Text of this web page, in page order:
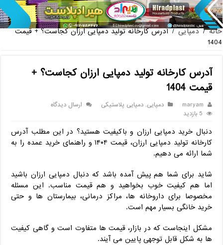
پخش عمده صندلی پلاستیکی دسته دار 889 ناصر + قیمت روز
خانه / دمپایی / آدرس کارخانه تولید دمپایی ارزان کجاست؟ + قیمت
1404
آدرس کارخانه تولید دمپایی ارزان کجاست؟ +
قیمت 1404
maryam دمپایی,دمپایی پلاستیکی
ارسال دیدگاه
5 بازدید
دنبال خرید دمپایی ارزان و باکیفیت هستید؟ در این مطلب آدرس
کارخانه تولید دمپایی ارزان، قیمت ۱۴۰۴ و راهنمای خرید عمده را به
شما ارائه می ‌دهیم.
شاید برای شما هم پیش آمده باشد که دنبال دمپایی ارزان باشید
اما هم کیفیت خوب بخواهید و هم قیمت مناسب. این مسئله
مخصوصا برای داروخانه ‌ها، مراکز درمانی، بیمارستان‌ ها و حتی
خرید خانگی بسیار مهم است.
مشکل اینجاست که در بازار، قیمت ‌ها متفاوت است و گاهی کیفیت
‌ها به شکل قابل توجهی پایین می ‌آیند.